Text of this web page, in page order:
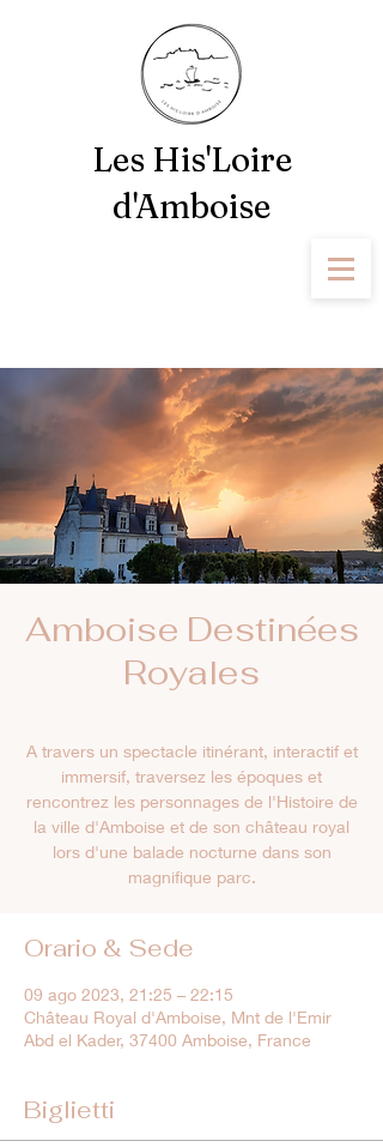
Les His'Loire
d'Amboise
Amboise Destinées
Royales
A travers un spectacle itinérant, interactif et
immersif, traversez les époques et
rencontrez les personnages de l'Histoire de
la ville d'Amboise et de son château royal
lors d'une balade nocturne dans son
magnifique parc.
Orario & Sede
09 ago 2023, 21:25 – 22:15
Château Royal d'Amboise, Mnt de l'Emir
Abd el Kader, 37400 Amboise, France
Biglietti